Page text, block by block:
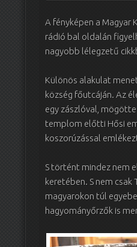
A fényképen a Magyar
rádió bal oldalán
nagyobb lélegzetű
Különös alakulat
község főutcáján. Az
egy zászlóval,
templom előtti Hősi
koszorúzással
S történt mindez nem
keretében. S nem
magyarokon túl
hagyományőrzők is